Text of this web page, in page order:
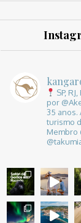
SP,
por
35 anos.
turismo
Membro